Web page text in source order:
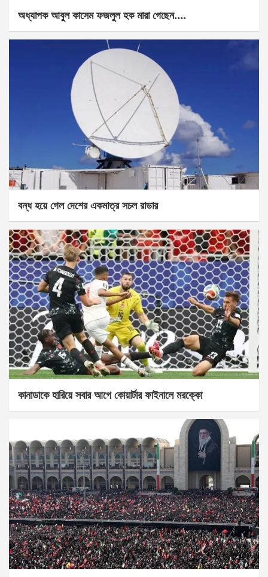
অধ্যাপক আবুল কাসেম ফজলুল হক মারা গেছেন….
বন্ধ হয়ে গেল দেশের একমাত্র সচল রাডার
কানাডাকে হারিয়ে সবার আগে কোয়ার্টার ফাইনালে মরক্কো